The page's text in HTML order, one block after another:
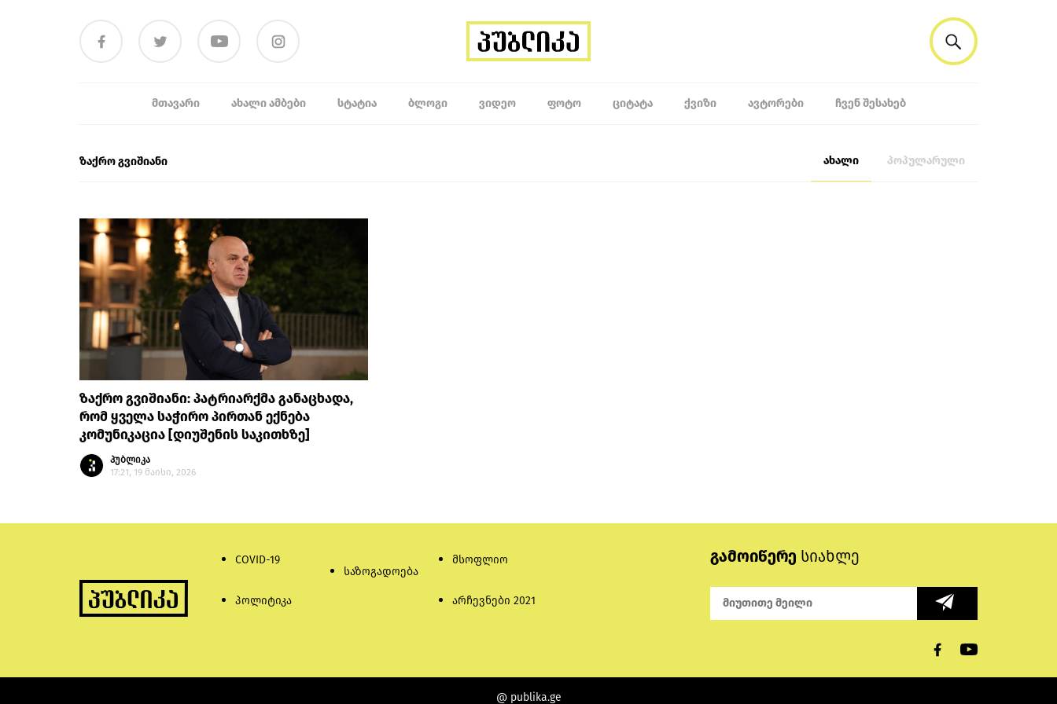
ᲛᲗᲐᲕᲐᲠᲘ ᲐᲮᲐᲚᲘ ᲐᲛᲑᲔᲑᲘ ᲡᲢᲐᲢᲘᲐ ᲑᲚᲝᲒᲘ ᲕᲘᲓᲔᲝ ᲤᲝᲢᲝ ᲪᲘᲢᲐᲢᲐ ᲥᲕᲘᲖᲘ ᲐᲕᲢᲝᲠᲔᲑᲘ ᲩᲕᲔᲜ ᲨᲔᲡᲐᲮᲔᲑ
ზაქრო გვიშიანი ახალი პოპულარული
ზაქრო გვიშიანი: პატრიარქმა განაცხადა,
რომ ყველა საჭირო პირთან ექნება
კომუნიკაცია [დიუშენის საკითხზე]
პუბლიკა
17:21, 19 მაისი, 2026
COVID-19
პოლიტიკა
საზოგადოება
მსოფლიო
არჩევნები 2021
გამოიწერე სიახლე
@ publika.ge